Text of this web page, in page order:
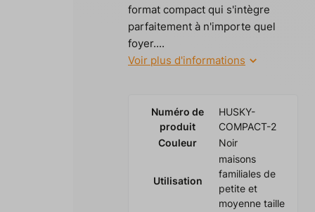
format compact qui s'intègre
parfaitement à n'importe quel
foyer....
Voir plus d'informations
Numéro de
produit
HUSKY-
COMPACT-2
Couleur
Noir
Utilisation
maisons
familiales de
petite et
moyenne taille